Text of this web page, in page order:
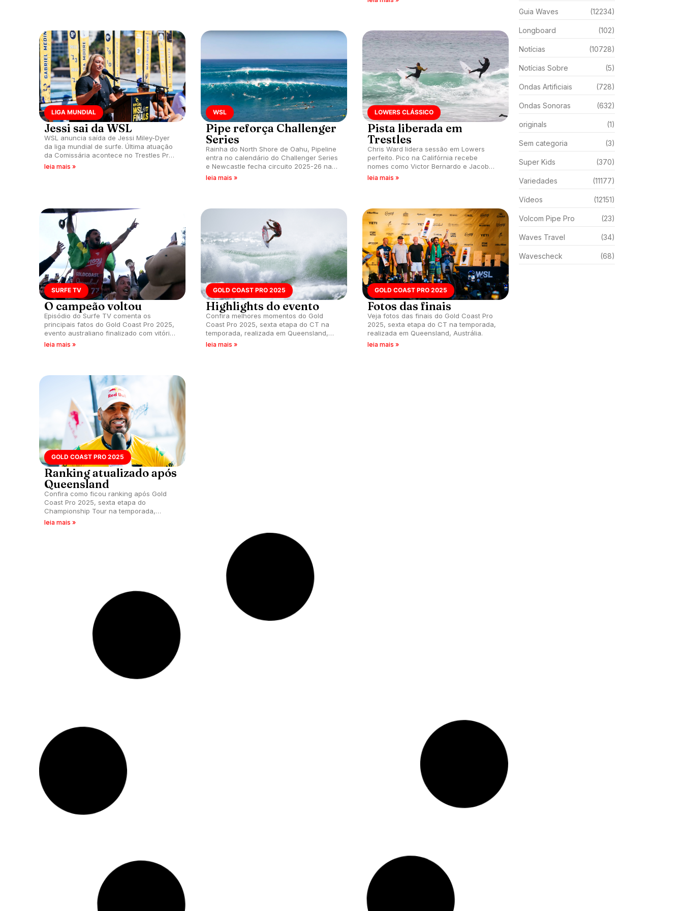
LIGA MUNDIAL
Jessi sai da WSL
WSL anuncia saída de Jessi Miley-Dyer
da liga mundial de surfe. Última atuação
da Comissária acontece no Trestles Pro
2025.
leia mais »
WSL
Pipe reforça Challenger
Series
Rainha do North Shore de Oahu, Pipeline
entra no calendário do Challenger Series
e Newcastle fecha circuito 2025-26 na
Austrália.
leia mais »
LOWERS CLÁSSICO
Pista liberada em
Trestles
Chris Ward lidera sessão em Lowers
perfeito. Pico na Califórnia recebe
nomes como Victor Bernardo e Jacob
"Zeke" Szekely.
leia mais »
SURFE TV
O campeão voltou
Episódio do Surfe TV comenta os
principais fatos do Gold Coast Pro 2025,
evento australiano finalizado com vitória
de Filipe Toledo.
leia mais »
GOLD COAST PRO 2025
Highlights do evento
Confira melhores momentos do Gold
Coast Pro 2025, sexta etapa do CT na
temporada, realizada em Queensland,
Austrália.
leia mais »
GOLD COAST PRO 2025
Fotos das finais
Veja fotos das finais do Gold Coast Pro
2025, sexta etapa do CT na temporada,
realizada em Queensland, Austrália.
leia mais »
GOLD COAST PRO 2025
Ranking atualizado após
Queensland
Confira como ficou ranking após Gold
Coast Pro 2025, sexta etapa do
Championship Tour na temporada,
realizada nas ondas de Burleigh Heads,
leia mais »
Guia Waves (12234)
Longboard (102)
Notícias (10728)
Notícias Sobre (5)
Ondas Artificiais (728)
Ondas Sonoras (632)
originals (1)
Sem categoria (3)
Super Kids (370)
Variedades (11177)
Vídeos (12151)
Volcom Pipe Pro (23)
Waves Travel (34)
Wavescheck (68)